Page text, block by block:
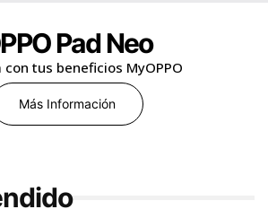
Pad Neo
con tus beneficios MyOPPO
Más Información